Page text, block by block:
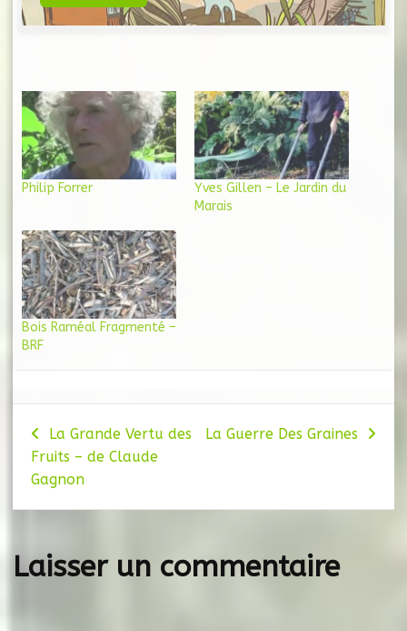
Philip Forrer
Yves Gillen – Le Jardin du
Marais
Bois Raméal Fragmenté –
BRF
Navigation
de
l’article
La Grande Vertu des
Fruits – de Claude
Gagnon
La Guerre Des Graines
Laisser un commentaire